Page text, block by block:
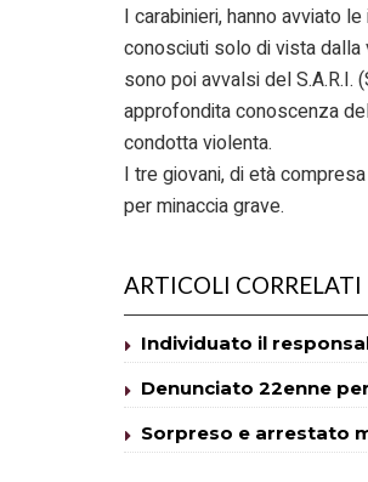
I carabinieri, hanno avviato
conosciuti solo di vista
sono poi avvalsi del S.A.R.I.
approfondita conoscenza
condotta violenta.
I tre giovani, di età
per minaccia grave.
ARTICOLI CORRELATI
Individuato il
Denunciato 22enne
Sorpreso e arrestato